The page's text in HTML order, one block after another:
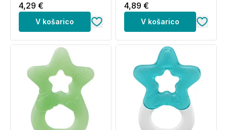
4,29 €
V košarico
4,89 €
V košarico